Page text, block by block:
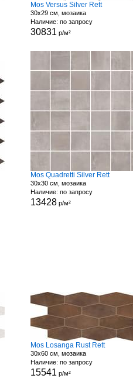
Mos Versus Silver Rett
30x29 см, мозаика
Наличие: по запросу
30831 р/м²
Mos Quadretti Silver Rett
30x30 см, мозаика
Наличие: по запросу
13428р/м²
Mos Losanga Rust Rett
30x60 см, мозаика
Наличие: по запросу
15541 р/м²